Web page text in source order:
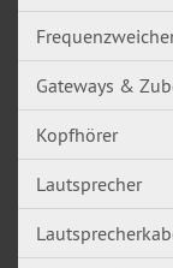
Gateways &
Kopfhörer
Lautsprecher